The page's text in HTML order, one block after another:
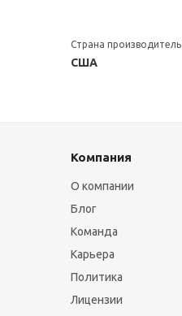
Страна производитель
США
Компания
О компании
Блог
Команда
Карьера
Политика
Лицензии